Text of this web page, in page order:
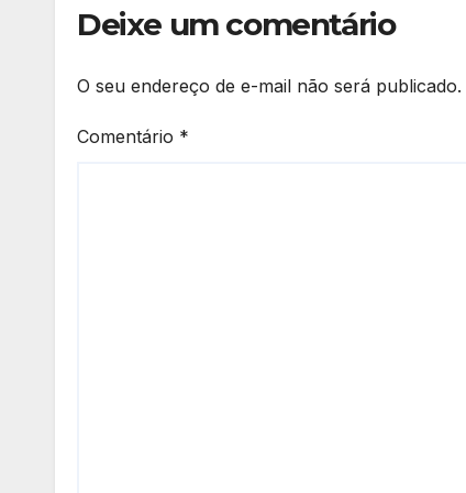
Deixe um comentário
O seu endereço de e-mail não será publicado.
Comentário *